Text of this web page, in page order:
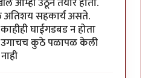
अतिशय सहकार्य असते.
घाईगडबड न होता
कुठे पळापळ केली